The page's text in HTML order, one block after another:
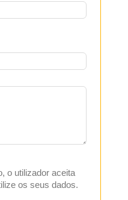
o utilizador aceita
os seus dados.